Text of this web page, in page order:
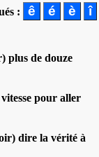
:
plus de douze
pour aller
dire la vérité à